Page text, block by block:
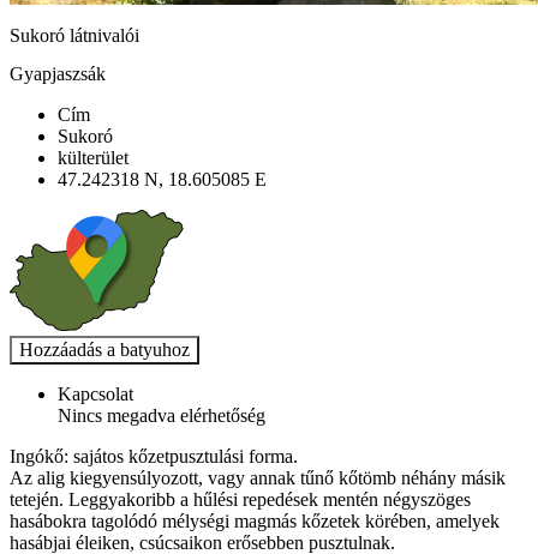
Sukoró látnivalói
Gyapjaszsák
Cím
Sukoró
külterület
47.242318 N, 18.605085 E
Kapcsolat
Nincs megadva elérhetőség
Ingókő: sajátos kőzetpusztulási forma.
Az alig kiegyensúlyozott, vagy annak tűnő kőtömb néhány másik
tetején. Leggyakoribb a hűlési repedések mentén négyszöges
hasábokra tagolódó mélységi magmás kőzetek körében, amelyek
hasábjai éleiken, csúcsaikon erősebben pusztulnak.